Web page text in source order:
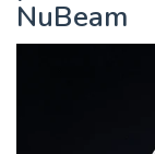
NuBeam